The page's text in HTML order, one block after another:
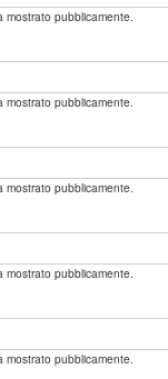
pubblicamente.
pubblicamente.
pubblicamente.
pubblicamente.
pubblicamente.